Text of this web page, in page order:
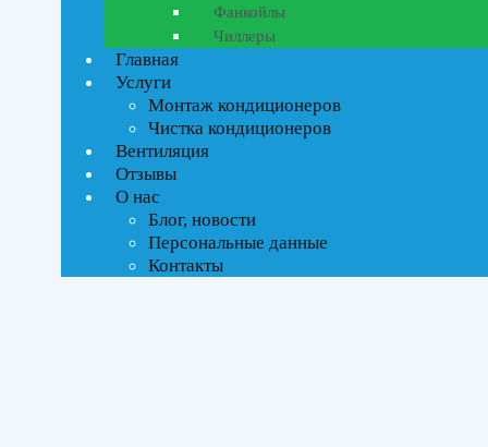
Фанкойлы
Чиллеры
Главная
Услуги
Монтаж кондиционеров
Чистка кондиционеров
Вентиляция
Отзывы
О нас
Блог, новости
Персональные данные
Контакты
Ценовой фильтр
Текстовый поиск
Тип управления
On-Off стандартное